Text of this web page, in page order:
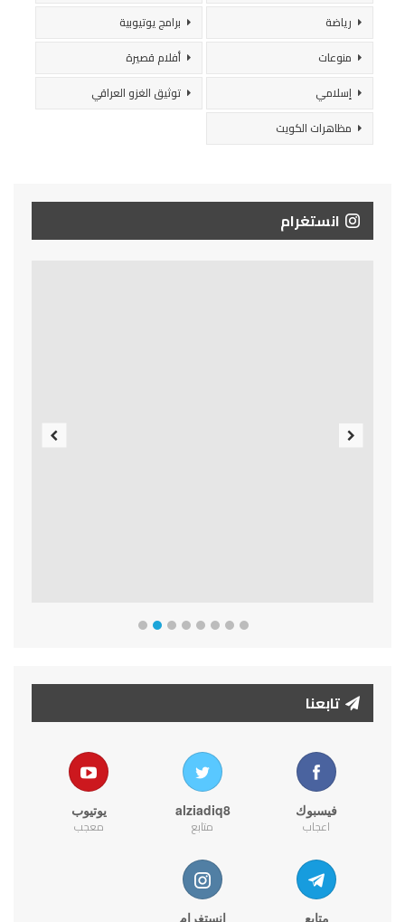
رياضة
برامج يوتيوبية
منوعات
أفلام قصيرة
إسلامي
توثيق الغزو العراقي
مظاهرات الكويت
انستغرام
تابعنا
فيسبوك
اعجاب
alziadiq8
متابع
يوتيوب
معجب
متابع انستغرام